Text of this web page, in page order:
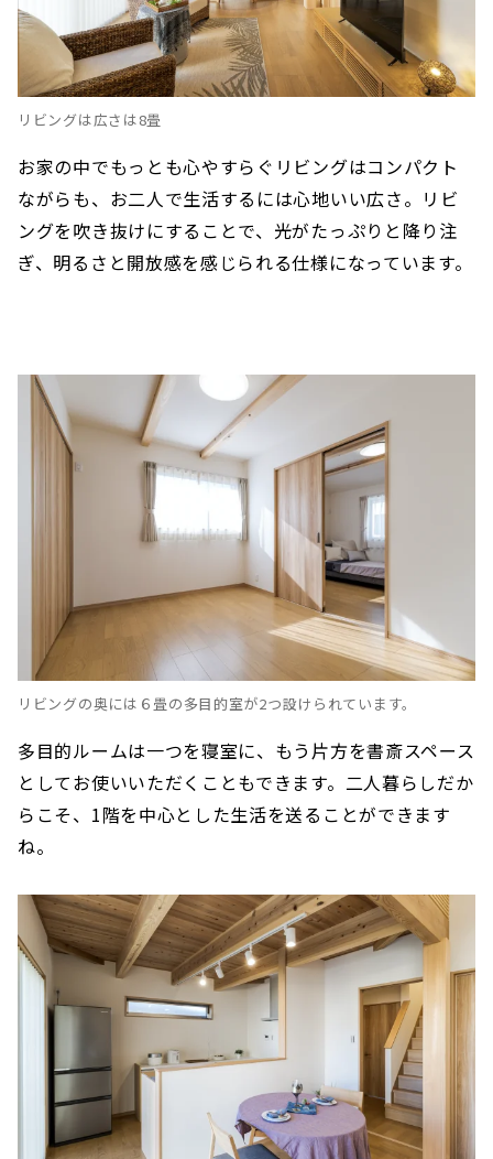
リビングは広さは8畳
お家の中でもっとも心やすらぐリビングはコンパクト
ながらも、お二人で生活するには心地いい広さ。リビ
ングを吹き抜けにすることで、光がたっぷりと降り注
ぎ、明るさと開放感を感じられる仕様になっています。
リビングの奥には６畳の多目的室が2つ設けられています。
多目的ルームは一つを寝室に、もう片方を書斎スペース
としてお使いいただくこともできます。二人暮らしだか
らこそ、1階を中心とした生活を送ることができます
ね。